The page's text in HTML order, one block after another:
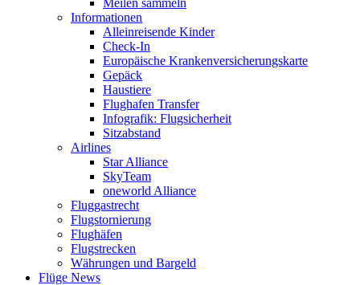
Informationen
Alleinreisende Kinder
Check-In
Europäische Krankenversicherungskarte
Gepäck
Haustiere
Flughafen Transfer
Infografik: Flugsicherheit
Sitzabstand
Airlines
Star Alliance
SkyTeam
oneworld Alliance
Fluggastrecht
Flugstornierung
Flughäfen
Flugstrecken
Währungen und Bargeld
Flüge News